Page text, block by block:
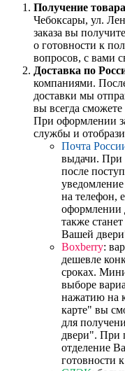
Получение
Чебоксары, ул.
заказа вы
о готовности к
вопросов, с вами
Доставка по
компаниями.
доставки мы
вы всегда
При оформлении
службы и
Почта
выдачи. При
после
на телефон,
оформлении
также
Вашей
Boxberry:
дешевле
сроках.
выборе
нажатию на
карте" вы
для
двери". При
отделение
готовности